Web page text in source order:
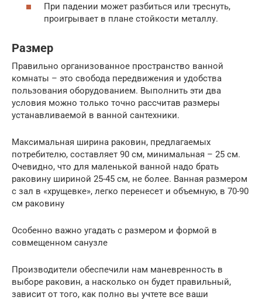
При падении может разбиться или треснуть,
проигрывает в плане стойкости металлу.
Размер
Правильно организованное пространство ванной
комнаты – это свобода передвижения и удобства
пользования оборудованием. Выполнить эти два
условия можно только точно рассчитав размеры
устанавливаемой в ванной сантехники.
Максимальная ширина раковин, предлагаемых
потребителю, составляет 90 см, минимальная – 25 см.
Очевидно, что для маленькой ванной надо брать
раковину шириной 25-45 см, не более. Ванная размером
с зал в «хрущевке», легко перенесет и объемную, в 70-90
см раковину
Особенно важно угадать с размером и формой в
совмещенном санузле
Производители обеспечили нам маневренность в
выборе раковин, а насколько он будет правильный,
зависит от того, как полно вы учтете все ваши